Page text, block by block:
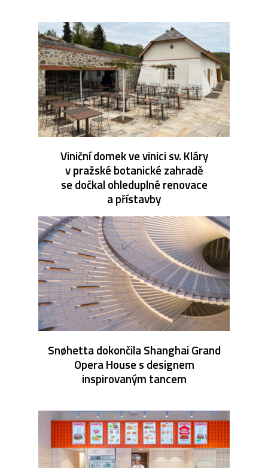
Viniční domek ve vinici sv. Kláry
v pražské botanické zahradě
se dočkal ohleduplné renovace
a přístavby
Snøhetta dokončila Shanghai Grand
Opera House s designem
inspirovaným tancem